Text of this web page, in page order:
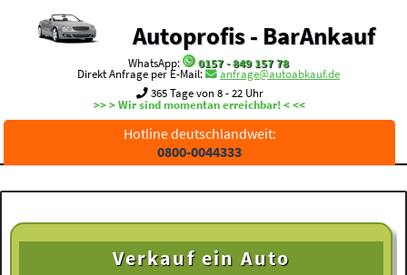
Autoprofis - BarAnkauf
WhatsApp:
0157 - 849 157 78
Direkt Anfrage per E-Mail:
anfrage@autoabkauf.de
365 Tage von 8 - 22 Uhr
>> > Wir sind momentan erreichbar! < <<
Hotline deutschlandweit:
0800-0044333
Verkauf ein Auto